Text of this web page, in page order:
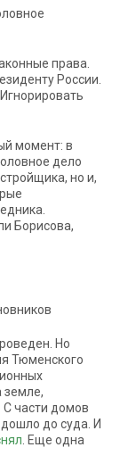
права.
России.
момент: в
дело
но и,
Борисова,
Но
Тюменского
земле,
С части домов
до суда. И
. Еще одна